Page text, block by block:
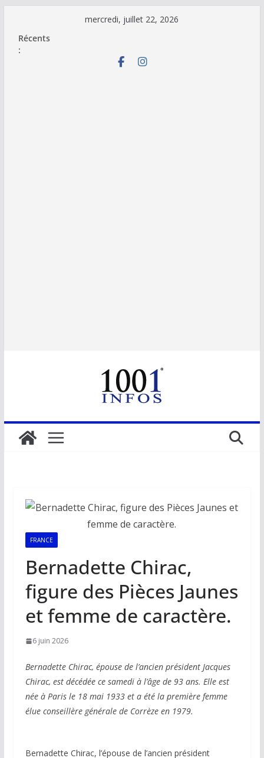
contenu
mercredi, juillet 22, 2026
Récents
:
FRANCE
Bernadette Chirac,
figure des Pièces Jaunes
et femme de caractère.
6 juin 2026
Bernadette Chirac, épouse de l’ancien président Jacques
Chirac, est décédée ce samedi à l’âge de 93 ans. Elle est
née à Paris le 18 mai 1933 et a été la première femme
élue conseillère générale de Corrèze en 1979.
Bernadette Chirac, l’épouse de l’ancien président